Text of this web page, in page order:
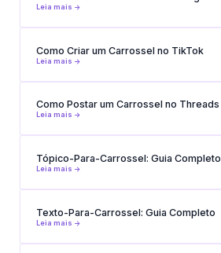
Leia mais ->
Como Criar um Carrossel no TikTok
Leia mais ->
Como Postar um Carrossel no Threads
Leia mais ->
Tópico-Para-Carrossel: Guia Completo
Leia mais ->
Texto-Para-Carrossel: Guia Completo
Leia mais ->